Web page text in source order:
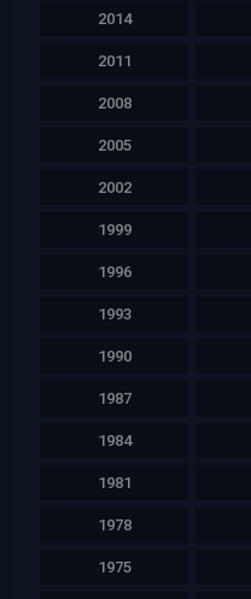
2014
2011
2008
2005
2002
1999
1996
1993
1990
1987
1984
1981
1978
1975